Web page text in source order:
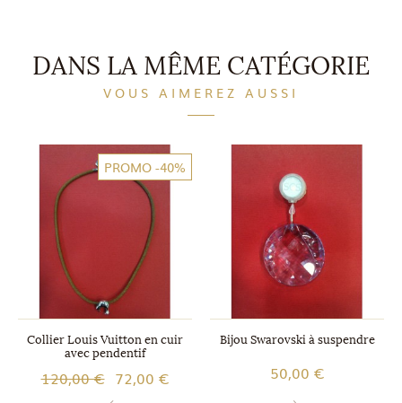
DANS LA MÊME CATÉGORIE
VOUS AIMEREZ AUSSI
PROMO -40%
Collier Louis Vuitton en cuir
avec pendentif
120,00 € 72,00 €
Bijou Swarovski à suspendre
50,00 €